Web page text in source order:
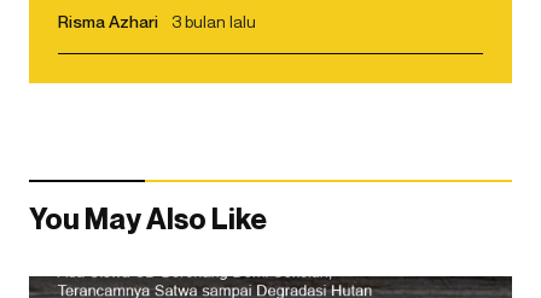
Risma Azhari 3 bulan lalu
You May Also Like